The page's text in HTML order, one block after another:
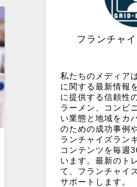
フランチャ
私たちのメディア
に関する最新情報
に提供する信頼性
ラーメン、コンビ
い業態と地域をカ
のための成功事例
ランチャイズラン
コンテンツを毎週
います。最新のト
て、フランチャイ
サポートします。